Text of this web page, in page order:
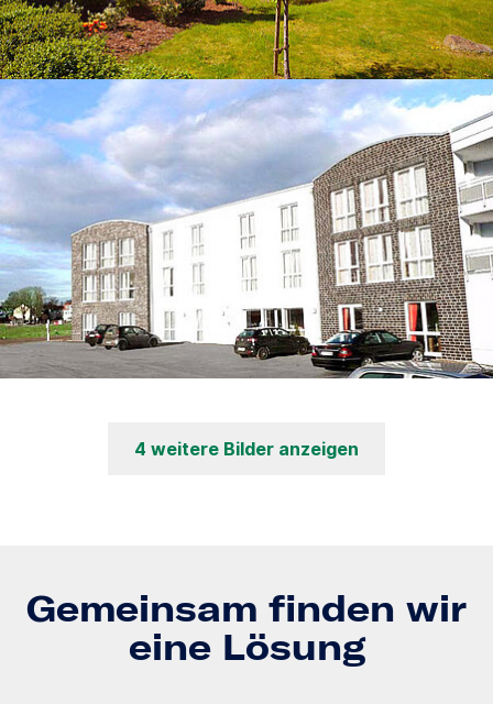
4 weitere Bilder anzeigen
Gemeinsam finden wir
eine Lösung